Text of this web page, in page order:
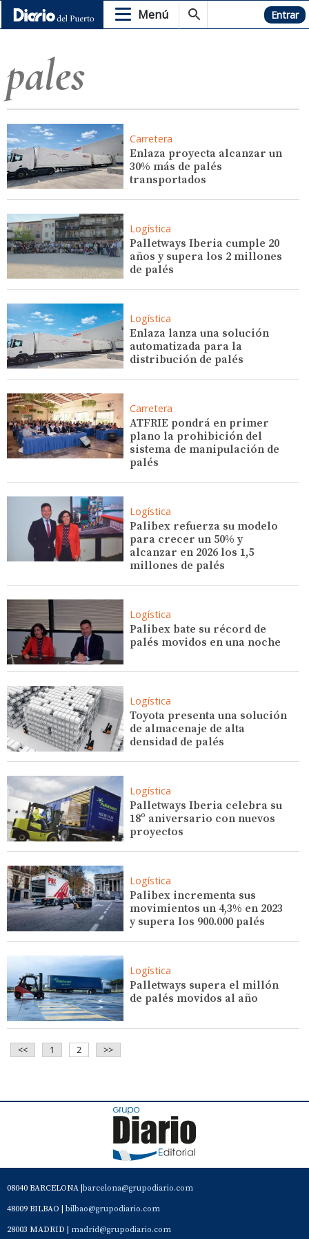
Menú Hemeroteca Entrar
pales
Carretera
Enlaza proyecta alcanzar un
30% más de palés
transportados
Logística
Palletways Iberia cumple 20
años y supera los 2 millones
de palés
Logística
Enlaza lanza una solución
automatizada para la
distribución de palés
Carretera
ATFRIE pondrá en primer
plano la prohibición del
sistema de manipulación de
palés
Logística
Palibex refuerza su modelo
para crecer un 50% y
alcanzar en 2026 los 1,5
millones de palés
Logística
Palibex bate su récord de
palés movidos en una noche
Logística
Toyota presenta una solución
de almacenaje de alta
densidad de palés
Logística
Palletways Iberia celebra su
18º aniversario con nuevos
proyectos
Logística
Palibex incrementa sus
movimientos un 4,3% en 2023
y supera los 900.000 palés
Logística
Palletways supera el millón
de palés movidos al año
<< 1 2 >>
08040 BARCELONA | barcelona@grupodiario.com
48009 BILBAO | bilbao@grupodiario.com
28003 MADRID | madrid@grupodiario.com